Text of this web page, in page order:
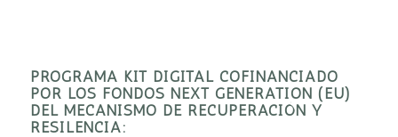
PROGRAMA KIT DIGITAL COFINANCIADO
POR LOS FONDOS NEXT GENERATION (EU)
DEL MECANISMO DE RECUPERACIÓN Y
RESILENCIA: